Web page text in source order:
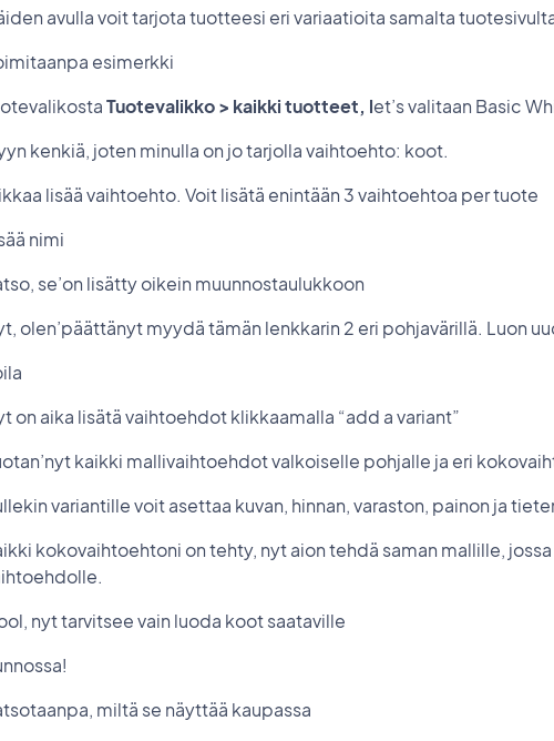
avulla voit tarjota tuotteesi eri variaatioita samalta
esimerkki
Tuotevalikko > kaikki tuotteet, let’s valitaan Basic
kenkiä, joten minulla on jo tarjolla vaihtoehto: koot.
lisää vaihtoehto. Voit lisätä enintään 3 vaihtoehtoa per tuote
nimi
se’on lisätty oikein muunnostaulukkoon
olen’päättänyt myydä tämän lenkkarin 2 eri pohjavärillä. Luon
on aika lisätä vaihtoehdot klikkaamalla “add a variant”
kaikki mallivaihtoehdot valkoiselle pohjalle ja eri
variantille voit asettaa kuvan, hinnan, varaston, painon ja
kokovaihtoehtoni on tehty, nyt aion tehdä saman mallille,
nyt tarvitsee vain luoda koot saataville
miltä se näyttää kaupassa